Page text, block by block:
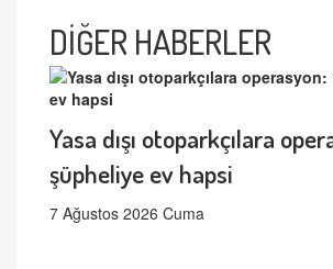
DİĞER HABERLER
Yasa dışı otoparkçılara
şüpheliye ev hapsi
7 Ağustos 2026 Cuma